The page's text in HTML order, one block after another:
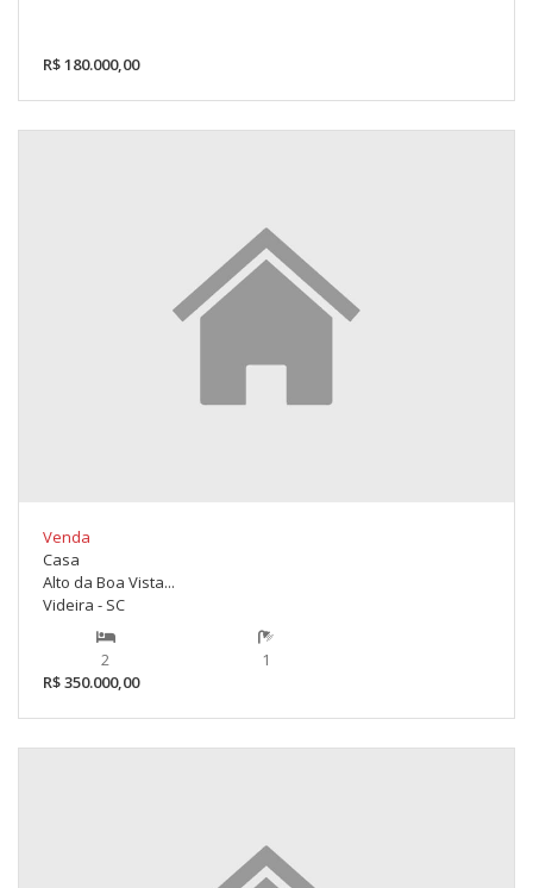
R$ 180.000,00
Venda
Casa
Alto da Boa Vista...
Videira - SC
2
1
R$ 350.000,00